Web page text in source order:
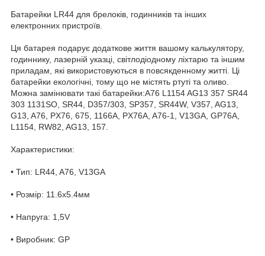
Батарейки LR44 для брелоків, годинників та інших
електронних пристроїв.
Ця батарея подарує додаткове життя вашому калькулятору,
годиннику, лазерній указці, світлодіодному ліхтарю та іншим
приладам, які використовуються в повсякденному житті. Ці
батарейки екологічні, тому що не містять ртуті та оливо.
Можна замінювати такі батарейки:A76 L1154 AG13 357 SR44
303 1131SO, SR44, D357/303, SP357, SR44W, V357, AG13,
G13, A76, PX76, 675, 1166A, PX76A, A76-1, V13GA, GP76A,
L1154, RW82, AG13, 157.
Характеристики:
• Тип: LR44, A76, V13GA
• Розмір: 11.6x5.4мм
• Напруга: 1,5V
• Виробник: GP